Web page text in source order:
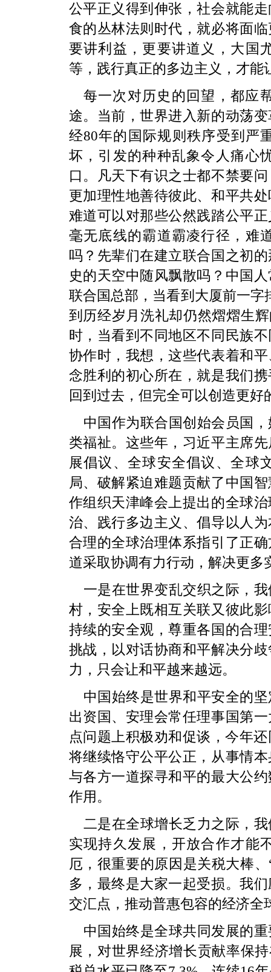
公平正义得到伸张，社会就能
食的丛林法则时代，就必将面
要讲利益，更要讲道义，大国
等，践行真正的多边主义，才能
每一次对历史的回望，都应
途。当前，世界进入新的动荡
经80年的国际规则秩序受到严
坏，引发的种种乱象令人痛心
口。凡天下有识之士都不禁要
更加理性地善待彼此、和平共
难道可以对那些公然践踏公平
毫无底线的霸道霸凌行径，难
吗？先辈们在建立联合国之初
史的天空中随风飘散吗？中国
联合国总部，当看到大厦前一
到历经岁月洗礼却仍然熠熠生
时，当看到不同地区不同民族
协作时，我想，这些代表着和
念胜利的初心所在，就是我们
回到过去，但完全可以创造更好
中国作为联合国创始会员国
类福祉。这些年，习近平主席
展倡议、全球安全倡议、全球
局、破解紧迫难题贡献了中国
作组织天津峰会上提出的全球
治、践行多边主义、倡导以人
合理的全球治理体系指引了正
道采取协调有力行动，解决更
一是在世界变乱交织之际，
村，安全上既相互关联又彼此
持续的安全观，尊重各国的合
挑战，以对话协商和平解决分
力，只会让和平越来越远。
中国始终是世界和平安全的
出资国、安理会常任理事国第
点问题上积极劝和促谈，今年
将继续恪守公平公正，从事情
与各方一道探寻和平的最大公
作用。
二是在全球增长乏力之际，
实现持久发展，开放合作才能
厄，很重要的原因是关税大棒
多，最终是大家一起受损。我
交汇点，推动普惠包容的经济
中国始终是全球共同发展的
展，对世界经济增长贡献率保